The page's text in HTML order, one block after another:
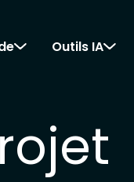
Outils IA